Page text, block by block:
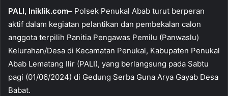
PALI, Iniklik.com– Polsek Penukal Abab turut berperan
aktif dalam kegiatan pelantikan dan pembekalan calon
anggota terpilih Panitia Pengawas Pemilu (Panwaslu)
Kelurahan/Desa di Kecamatan Penukal, Kabupaten Penukal
Abab Lematang Ilir (PALI), yang berlangsung pada Sabtu
pagi (01/06/2024) di Gedung Serba Guna Arya Gayab Desa
Babat.